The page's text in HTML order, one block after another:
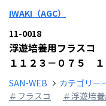
IWAKI（AGC）
11-0018
浮遊培養用フラスコ
１１２３－０７５
SAN-WEB カテゴリー
＃フラスコ
＃浮遊培